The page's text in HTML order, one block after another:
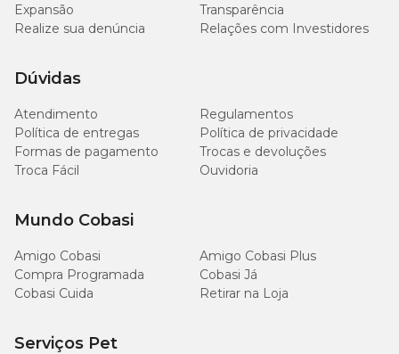
Expansão
Transparência
Realize sua denúncia
Relações com Investidores
Dúvidas
Atendimento
Regulamentos
Política de entregas
Política de privacidade
Formas de pagamento
Trocas e devoluções
Troca Fácil
Ouvidoria
Mundo Cobasi
Amigo Cobasi
Amigo Cobasi Plus
Compra Programada
Cobasi Já
Cobasi Cuida
Retirar na Loja
Serviços Pet